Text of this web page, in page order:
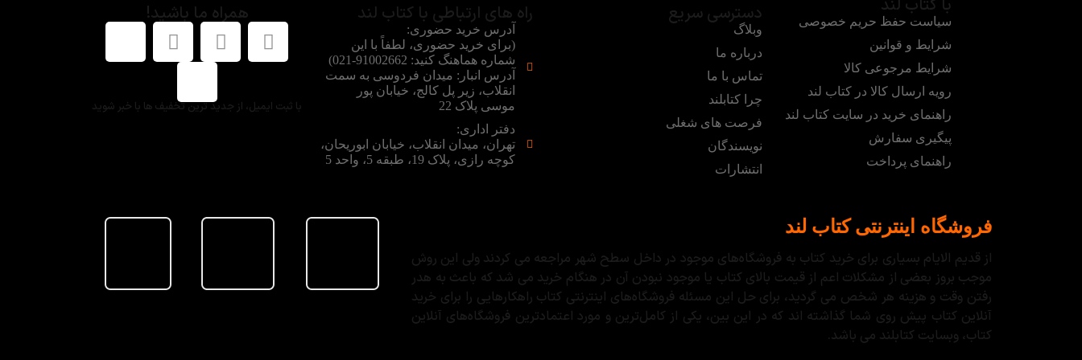
با کتاب لند
سیاست حفظ حریم خصوصی
شرایط و قوانین
شرایط مرجوعی کالا
رویه ارسال کالا در کتاب لند
راهنمای خرید در سایت کتاب لند
پیگیری سفارش
راهنمای پرداخت
دسترسی سریع
وبلاگ
درباره ما
تماس با ما
چرا کتابلند
فرصت های شغلی
نویسندگان
انتشارات
راه های ارتباطی با کتاب لند
آدرس خرید حضوری:
(برای خرید حضوری، لطفاً با این
شماره هماهنگ کنید: 91002662-021)
آدرس انبار: میدان فردوسی به سمت
انقلاب، زیر پل کالج، خیابان پور
موسی پلاک 22
دفتر اداری:
تهران، میدان انقلاب، خیابان ابوریحان،
کوچه رازی، پلاک 19، طبقه 5، واحد 5
همراه ما باشید!
با ثبت ایمیل، از جدید ترین تخفیف ها با خبر شوید
فروشگاه اینترنتی کتاب لند
از قدیم الایام بسیاری برای خرید کتاب به فروشگاه‌های موجود در داخل سطح شهر مراجعه می کردند ولی این روش
موجب بروز بعضی از مشکلات اعم از قیمت بالای کتاب یا موجود نبودن آن در هنگام خرید می شد که باعث به هدر
رفتن وقت و هزینه هر شخص می گردید، برای حل این مسئله فروشگاه‌های اینترنتی کتاب راهکارهایی را برای خرید
آنلاین کتاب پیش روی شما گذاشته اند که در این بین، یکی از کامل‌ترین و مورد اعتماد‌ترین فروشگاه‌های آنلاین
کتاب، وبسایت کتابلند می باشد.